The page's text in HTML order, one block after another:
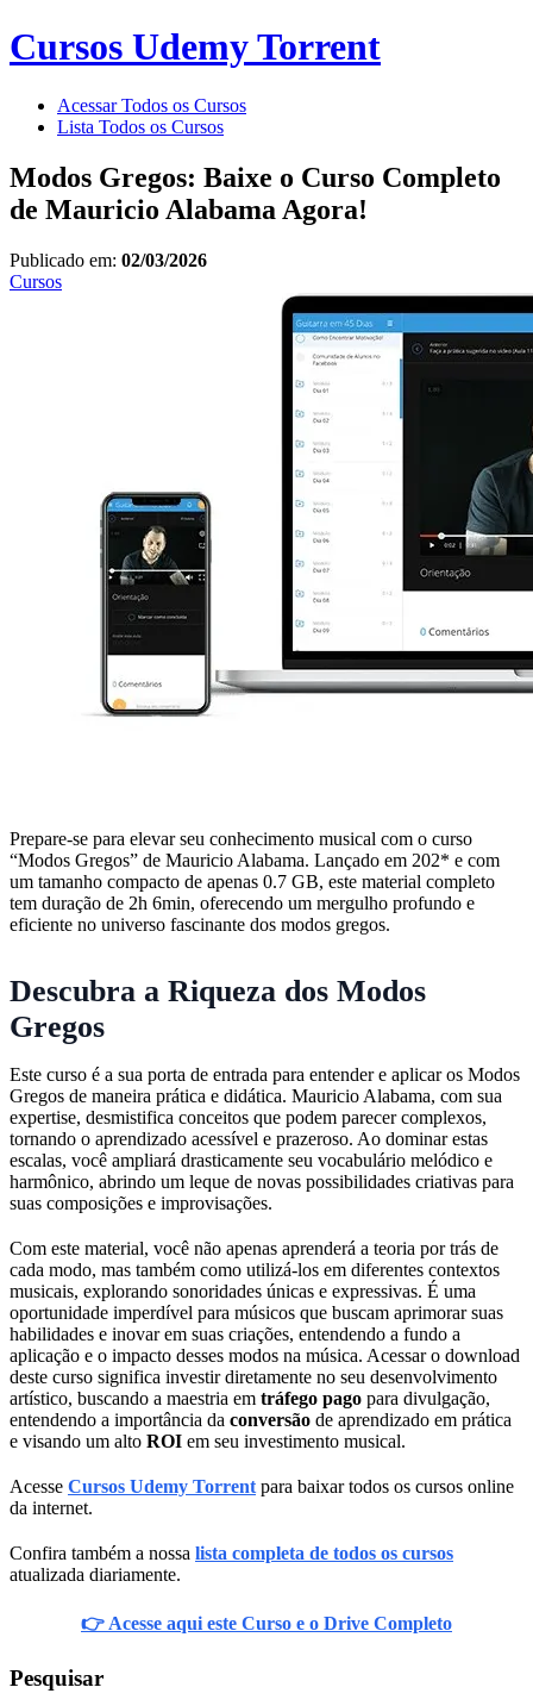
Cursos Udemy Torrent
Acessar Todos os Cursos
Lista Todos os Cursos
Modos Gregos: Baixe o Curso Completo
de Mauricio Alabama Agora!
Publicado em: 02/03/2026
Cursos
Prepare-se para elevar seu conhecimento musical com o curso
“Modos Gregos” de Mauricio Alabama. Lançado em 202* e com
um tamanho compacto de apenas 0.7 GB, este material completo
tem duração de 2h 6min, oferecendo um mergulho profundo e
eficiente no universo fascinante dos modos gregos.
Descubra a Riqueza dos Modos
Gregos
Este curso é a sua porta de entrada para entender e aplicar os Modos
Gregos de maneira prática e didática. Mauricio Alabama, com sua
expertise, desmistifica conceitos que podem parecer complexos,
tornando o aprendizado acessível e prazeroso. Ao dominar estas
escalas, você ampliará drasticamente seu vocabulário melódico e
harmônico, abrindo um leque de novas possibilidades criativas para
suas composições e improvisações.
Com este material, você não apenas aprenderá a teoria por trás de
cada modo, mas também como utilizá-los em diferentes contextos
musicais, explorando sonoridades únicas e expressivas. É uma
oportunidade imperdível para músicos que buscam aprimorar suas
habilidades e inovar em suas criações, entendendo a fundo a
aplicação e o impacto desses modos na música. Acessar o download
deste curso significa investir diretamente no seu desenvolvimento
artístico, buscando a maestria em tráfego pago para divulgação,
entendendo a importância da conversão de aprendizado em prática
e visando um alto ROI em seu investimento musical.
Acesse Cursos Udemy Torrent para baixar todos os cursos online
da internet.
Confira também a nossa lista completa de todos os cursos
atualizada diariamente.
👉 Acesse aqui este Curso e o Drive Completo
Pesquisar